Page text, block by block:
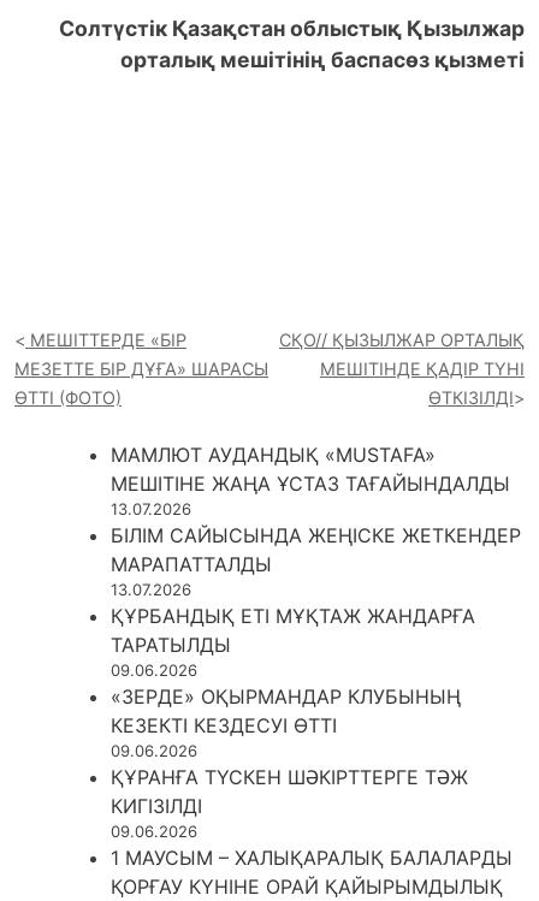
Солтүстік Қазақстан облыстық Қызылжар
орталық мешітінің баспасөз қызметі
МЕШІТТЕРДЕ «БІР
МЕЗЕТТЕ БІР ДҰҒА» ШАРАСЫ
ӨТТІ (ФОТО)
СҚО// ҚЫЗЫЛЖАР ОРТАЛЫҚ
МЕШІТІНДЕ ҚАДІР ТҮНІ
ӨТКІЗІЛДІ
МАМЛЮТ АУДАНДЫҚ «MUSTAFA»
МЕШІТІНЕ ЖАҢА ҰСТАЗ ТАҒАЙЫНДАЛДЫ
13.07.2026
БІЛІМ САЙЫСЫНДА ЖЕҢІСКЕ ЖЕТКЕНДЕР
МАРАПАТТАЛДЫ
13.07.2026
ҚҰРБАНДЫҚ ЕТІ МҰҚТАЖ ЖАНДАРҒА
ТАРАТЫЛДЫ
09.06.2026
«ЗЕРДЕ» ОҚЫРМАНДАР КЛУБЫНЫҢ
КЕЗЕКТІ КЕЗДЕСУІ ӨТТІ
09.06.2026
ҚҰРАНҒА ТҮСКЕН ШӘКІРТТЕРГЕ ТӘЖ
КИГІЗІЛДІ
09.06.2026
1 МАУСЫМ – ХАЛЫҚАРАЛЫҚ БАЛАЛАРДЫ
ҚОРҒАУ КҮНІНЕ ОРАЙ ҚАЙЫРЫМДЫЛЫҚ